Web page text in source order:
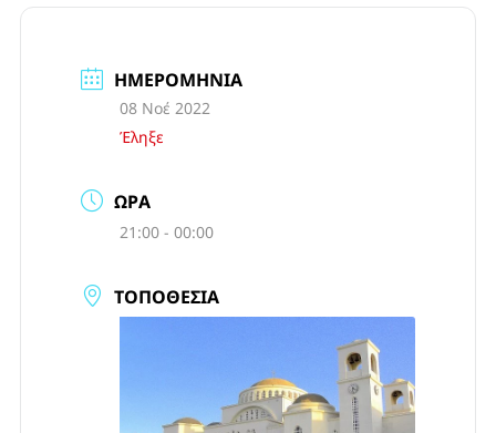
ΗΜΕΡΟΜΗΝΊΑ
08 Νοέ 2022
Έληξε
ΏΡΑ
21:00 - 00:00
ΤΟΠΟΘΕΣΊΑ